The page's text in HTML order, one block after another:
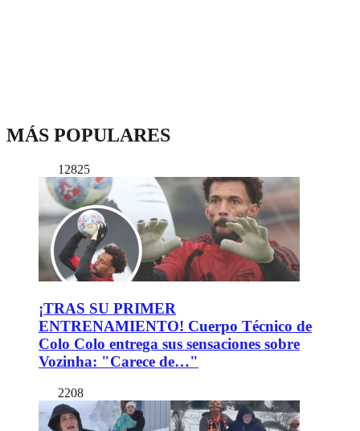
MÁS POPULARES
12825
¡TRAS SU PRIMER
ENTRENAMIENTO! Cuerpo Técnico de
Colo Colo entrega sus sensaciones sobre
Vozinha: "Carece de…"
2208